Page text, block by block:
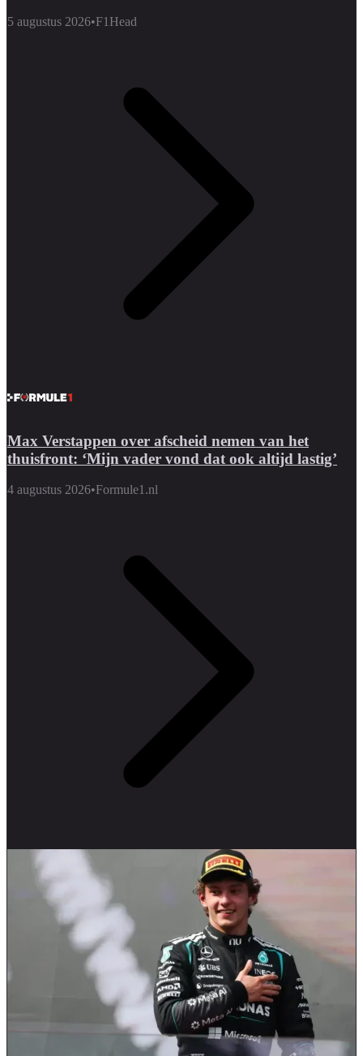
5 augustus 2026•F1Head
Max Verstappen over afscheid nemen van het
thuisfront: ‘Mijn vader vond dat ook altijd lastig’
4 augustus 2026•Formule1.nl